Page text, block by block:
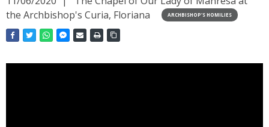
the Archbishop's Curia, Floriana
ARCHBISHOP'S HOMILIES